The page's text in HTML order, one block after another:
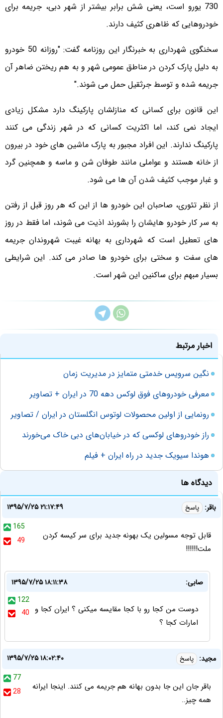
730 یورو است، یعنی شش برابر بیشتر از شهر دبی، جریمه برای
خودروهایی که ظاهری کثیف دارند.
سخنگوی شهرداری به خبرنگار این روزنامه گفت: "روزانه 50 خودرو
به دلیل پارک کردن در مناطق عمومی شهر و به هم ریختن ضاهر آن
جریمه شده و توسط جرثقیل حمل می شوند."
این قانون برای کسانی که منازلشان پارکینگ دارد مشکل زیادی
ایجاد نمی کند، اما اکثریت کسانی که در شهر زندگی می کنند
پارکینگ ندارند. این افراد مجبور به پارک ماشین های خود در بیرون
از خانه هستند و عواملی مانند طوفان شن و ماسه و همچنین گرد
و غبار موجب کثیف شدن آن ها می شود.
از نظر تئوری، صاحبان این خودرو ها از این که هر روز قبل از رفتن
به سر کار خودرو هایشان را بشورند اذیت می شوند، اما فقط در روز
های تعطیل است که شهرداری به بهانه غیبت شهروندان جریمه
های سفت و سختی برای خودرو ها صادر می کند. این شرایطی
بسیار مبهم برای ساکنین این شهر است.
اخبار مرتبط
نگین سرویس خدمتی متمایز در مدیریت زمان
معرفی خودروهای فوق لوکس دهه 70 در ایران + تصاویر
رونمایی از اولین محصولات لوتوس انگلستان در ایران / تصاویر
راز خودروهای لوکسی که در خیابان‌های دبی خاک می‌خورند
هوندا سیویک جدید در راه ایران + فیلم
دیدگاه ها
باقر: پاسخ
۱۳۹۵/۷/۲۵ ۲۱:۱۷:۴۹
165
49
قابل توجه مسولین یک بهونه جدید برای سر کیسه کردن
ملت!!!!!!
صابی:
۱۳۹۵/۷/۲۵ ۱۸:۱۱:۳۸
122
40 دوست من کجا رو با کجا مقایسه میکنی ؟ ایران کجا و
امارات کجا ؟
مجید: پاسخ
۱۳۹۵/۷/۲۵ ۱۸:۰۲:۴۰
77
28
باقر جان این جا بدون بهانه هم جریمه می کنند. اینجا ایرانه
همه چیز..